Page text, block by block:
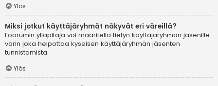
Ylös
Miksi jotkut käyttäjäryhmät näkyvät eri väreillä?
Foorumin ylläpitäjä voi määritellä tietyn käyttäjäryhmän jäsenille
värin joka helpottaa kyseisen käyttäjäryhmän jäsenten
tunnistamista.
Ylös